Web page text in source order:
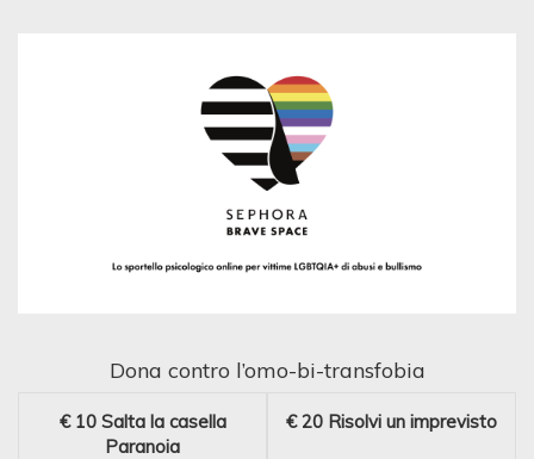
Dona contro l’omo-bi-transfobia
€ 10 Salta la casella
Paranoia
€ 20 Risolvi un imprevisto